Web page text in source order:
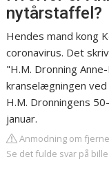
nytårstaffel?
Hendes mand kong
coronavirus. Det
"H.M. Dronning
kranselægningen
H.M. Dronningens
januar.
Anmodning om
Se det fulde svar på